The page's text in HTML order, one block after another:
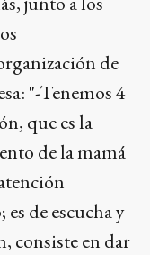
de
"-Tenemos 4
que es la
de la mamá
de escucha y
consiste en dar